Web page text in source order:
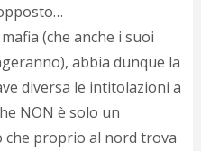
(che anche i suoi
abbia dunque la
diversa le intitolazioni a
NON è solo un
che proprio al nord trova